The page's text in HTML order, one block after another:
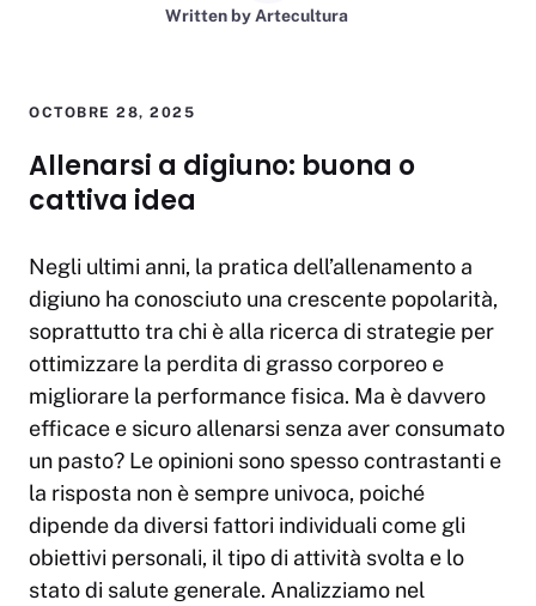
Written by Artecultura
OCTOBRE 28, 2025
Allenarsi a digiuno: buona o
cattiva idea
Negli ultimi anni, la pratica dell’allenamento a
digiuno ha conosciuto una crescente popolarità,
soprattutto tra chi è alla ricerca di strategie per
ottimizzare la perdita di grasso corporeo e
migliorare la performance fisica. Ma è davvero
efficace e sicuro allenarsi senza aver consumato
un pasto? Le opinioni sono spesso contrastanti e
la risposta non è sempre univoca, poiché
dipende da diversi fattori individuali come gli
obiettivi personali, il tipo di attività svolta e lo
stato di salute generale. Analizziamo nel